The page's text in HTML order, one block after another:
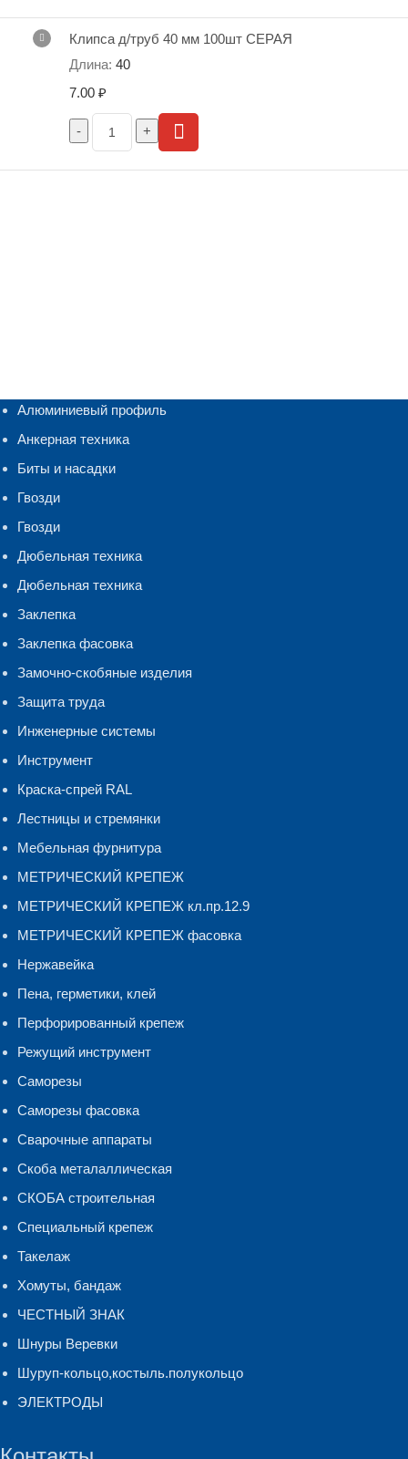
Клипса д/труб 40 мм 100шт СЕРАЯ
40
7.00 ₽
Алюминиевый профиль
Анкерная техника
Биты и насадки
Гвозди
Гвозди
Дюбельная техника
Дюбельная техника
Заклепка
Заклепка фасовка
Замочно-скобяные изделия
Защита труда
Инженерные системы
Инструмент
Краска-спрей RAL
Лестницы и стремянки
Мебельная фурнитура
МЕТРИЧЕСКИЙ КРЕПЕЖ
МЕТРИЧЕСКИЙ КРЕПЕЖ кл.пр.12.9
МЕТРИЧЕСКИЙ КРЕПЕЖ фасовка
Нержавейка
Пена, герметики, клей
Перфорированный крепеж
Режущий инструмент
Саморезы
Саморезы фасовка
Сварочные аппараты
Скоба металаллическая
СКОБА строительная
Специальный крепеж
Такелаж
Хомуты, бандаж
ЧЕСТНЫЙ ЗНАК
Шнуры Веревки
Шуруп-кольцо,костыль.полукольцо
ЭЛЕКТРОДЫ